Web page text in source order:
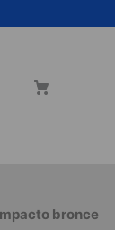
bronce